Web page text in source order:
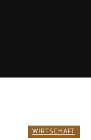
WIRTSCHAFT